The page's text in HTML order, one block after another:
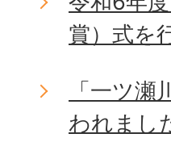
賞）式を
「一ツ
われまし